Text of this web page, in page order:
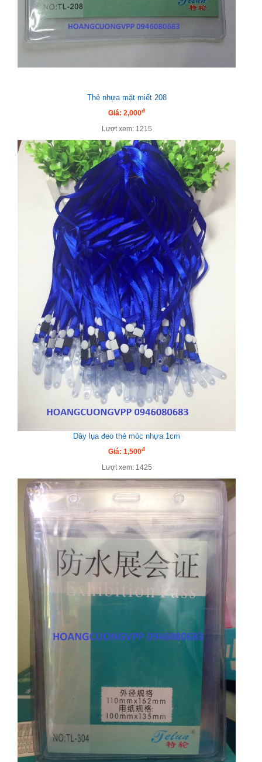
Thẻ nhựa mặt miết 208
Giá: 2,000đ
Lượt xem: 1215
Dây lụa đeo thẻ móc nhựa 1cm
Giá: 1,500đ
Lượt xem: 1425